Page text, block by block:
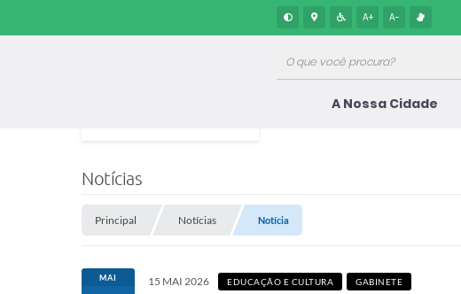
A+ A-
A Nossa Cidade
Notícias
Principal Notícias Notícia
MAI 15 MAI 2026 EDUCAÇÃO E CULTURA GABINETE